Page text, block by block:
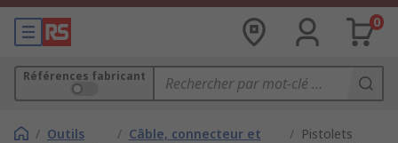
0
Références fabricant
/ Outils
/ Câble, connecteur et
/ Pistolets